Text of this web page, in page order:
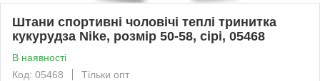
Штани спортивні чоловічі теплі тринитка
кукурудза Nike, розмір 50-58, сірі, 05468
В наявності
Код: 05468
Тільки опт